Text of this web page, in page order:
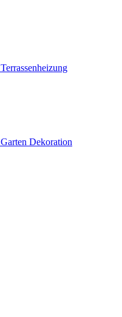
Terrassenheizung
Garten Dekoration